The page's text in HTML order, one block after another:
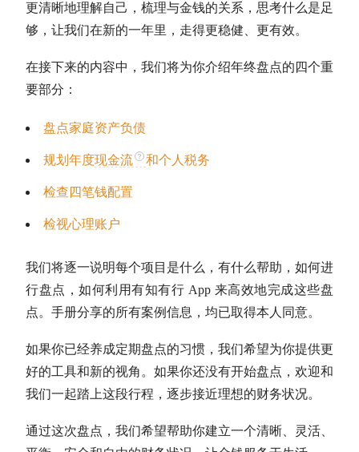
更清晰地理解自己，梳理与金钱的关系，思考什么是足
够，让我们在新的一年里，走得更稳健、更有效。
在接下来的内容中，我们将为你介绍年终盘点的四个重
要部分：
盘点家庭资产负债
规划年度现金流 和个人税务
检查四笔钱配置
检视心理账户
我们将逐一说明每个项目是什么，有什么帮助，如何进
行盘点，如何利用有知有行 App 来高效地完成这些盘
点。 手册分享的所有案例信息，均已取得本人同意。
如果你已经养成定期盘点的习惯，我们希望为你提供更
好的工具和新的视角。如果你还没有开始盘点，欢迎和
我们一起踏上这段行程，逐步接近理想的财务状况。
通过这次盘点，我们希望帮助你建立一个清晰、灵活、